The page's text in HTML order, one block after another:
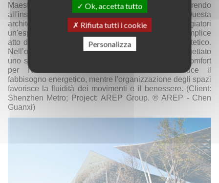
Maestose colonne sorreggono la struttura, conferendo
all'insieme una solennità quasi da cattedrale. Questa
architettura immersiva mira a offrire ai viaggiatori
un'esperienza sensoriale unica, trasformando il semplice
atto del transito in un vero e proprio intermezzo estetico.
Nell’ottica di un futuro post-carbonio, AREP ha progettato
uno spazio che coniuga prestazioni ambientali e comfort
per l'utente. L'abbondante luce naturale riduce il
fabbisogno energetico, mentre l'organizzazione degli spazi
favorisce la fluidità dei movimenti e il benessere. (Client:
Shenzhen Metro; Project: AREP Group. ® AREP - Chen
Guanxi)
Ok, accetta tutto
Rifiuta tutti i cookie
Personalizza